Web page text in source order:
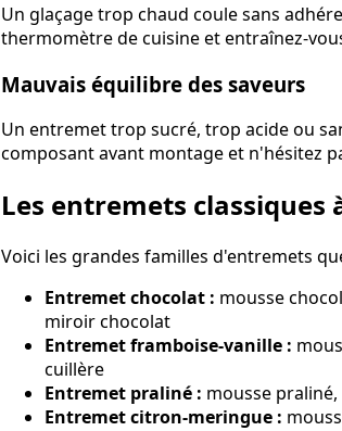
Un glaçage trop chaud coule sans
thermomètre de cuisine et entraînez-
Mauvais équilibre des saveurs
Un entremet trop sucré, trop acide ou
composant avant montage et n'hésitez
Les entremets classiques
Voici les grandes familles d'entremets
Entremet chocolat : mousse
miroir chocolat
Entremet framboise-vanille :
cuillère
Entremet praliné : mousse
Entremet citron-meringue :